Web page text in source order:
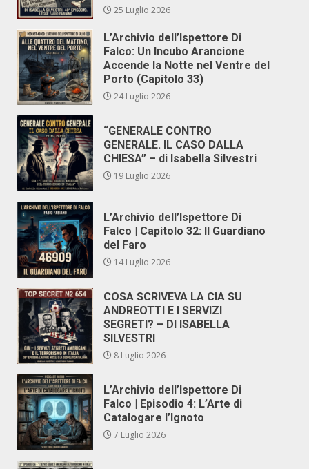
25 Luglio 2026
L’Archivio dell’Ispettore Di
Falco: Un Incubo Arancione
Accende la Notte nel Ventre del
Porto (Capitolo 33)
24 Luglio 2026
“GENERALE CONTRO
GENERALE. IL CASO DALLA
CHIESA” – di Isabella Silvestri
19 Luglio 2026
L’Archivio dell’Ispettore Di
Falco | Capitolo 32: Il Guardiano
del Faro
14 Luglio 2026
COSA SCRIVEVA LA CIA SU
ANDREOTTI E I SERVIZI
SEGRETI? – DI ISABELLA
SILVESTRI
8 Luglio 2026
L’Archivio dell’Ispettore Di
Falco | Episodio 4: L’Arte di
Catalogare l’Ignoto
7 Luglio 2026